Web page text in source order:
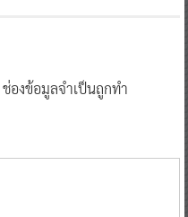
ช่องข้อมูลจำเป็นถูกทำ